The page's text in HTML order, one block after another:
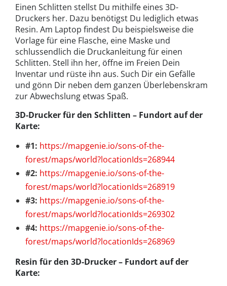
Einen Schlitten stellst Du mithilfe eines 3D-
Druckers her. Dazu benötigst Du lediglich etwas
Resin. Am Laptop findest Du beispielsweise die
Vorlage für eine Flasche, eine Maske und
schlussendlich die Druckanleitung für einen
Schlitten. Stell ihn her, öffne im Freien Dein
Inventar und rüste ihn aus. Such Dir ein Gefälle
und gönn Dir neben dem ganzen Überlebenskram
zur Abwechslung etwas Spaß.
3D-Drucker für den Schlitten – Fundort auf der
Karte:
#1: https://mapgenie.io/sons-of-the-
forest/maps/world?locationIds=268944
#2: https://mapgenie.io/sons-of-the-
forest/maps/world?locationIds=268919
#3: https://mapgenie.io/sons-of-the-
forest/maps/world?locationIds=269302
#4: https://mapgenie.io/sons-of-the-
forest/maps/world?locationIds=268969
Resin für den 3D-Drucker – Fundort auf der
Karte: